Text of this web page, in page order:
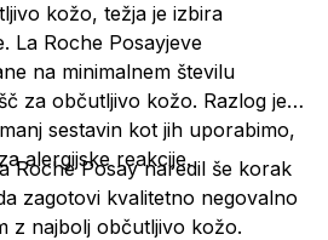
kožo, težja je izbira
La Roche Posayjeve
na minimalnem številu
za občutljivo kožo. Razlog je
sestavin kot jih uporabimo,
alergijske reakcije.
Roche Posay naredil še korak
zagotovi kvalitetno negovalno
z najbolj občutljivo kožo.